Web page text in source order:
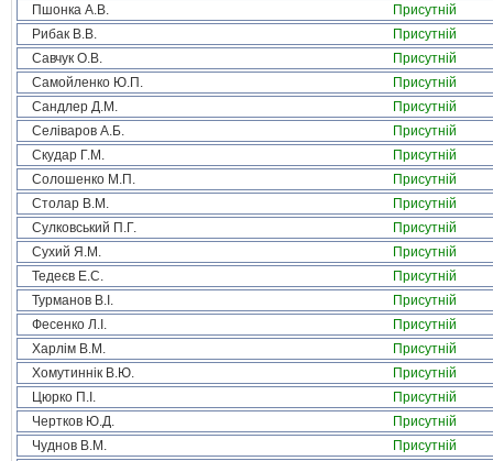
Пшонка А.В.
Присутній
Рибак В.В.
Присутній
Савчук О.В.
Присутній
Самойленко Ю.П.
Присутній
Сандлер Д.М.
Присутній
Селіваров А.Б.
Присутній
Скудар Г.М.
Присутній
Солошенко М.П.
Присутній
Столар В.М.
Присутній
Сулковський П.Г.
Присутній
Сухий Я.М.
Присутній
Тедеєв Е.С.
Присутній
Турманов В.І.
Присутній
Фесенко Л.І.
Присутній
Харлім В.М.
Присутній
Хомутиннік В.Ю.
Присутній
Цюрко П.І.
Присутній
Чертков Ю.Д.
Присутній
Чуднов В.М.
Присутній